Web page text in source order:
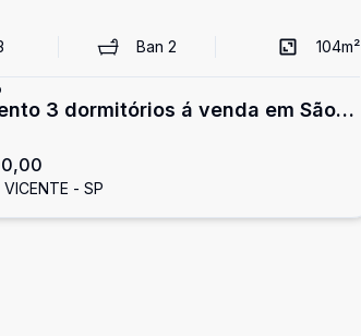
Ban 2 104m²
3 dormitórios á venda em São
- SP